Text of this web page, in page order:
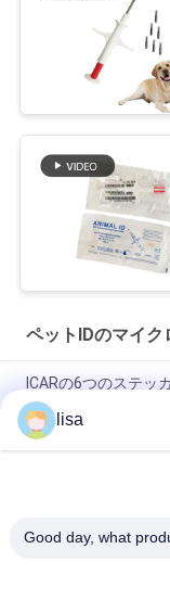
ペットIDのマイク
ICARの6つのステッ
は注射可能なトラン
ペット識別のための
lisa
Good day, what